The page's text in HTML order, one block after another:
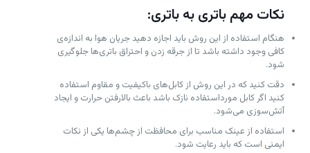
نکات مهم باتری به باتری:
هنگام استفاده از این روش باید اجازه دهید جریان هوا به اندازه‌ی
کافی وجود داشته باشد تا از جرقه زدن و احتراق باتری‌ها جلوگیری
شود.
دقت کنید که در این روش از کابل‌های باکیفیت و مقاوم استفاده
کنید اگر کابل مورداستفاده نازک باشد باعث بالارفتن حرارت و ایجاد
آتش‌سوزی می‌شود.
استفاده از عینک مناسب برای محافظت از چشم‌ها یکی از نکات
ایمنی است که باید رعایت شود.